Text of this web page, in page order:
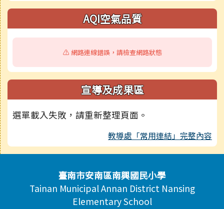
AQI空氣品質
⚠️ 網路連線錯誤，請檢查網路狀態
宣導及成果區
選單載入失敗，請重新整理頁面。
教導處「常用連結」完整內容
頁尾區域內容臺南市安南區南興國民小學
Tainan Municipal Annan District Nansing
Elementary School